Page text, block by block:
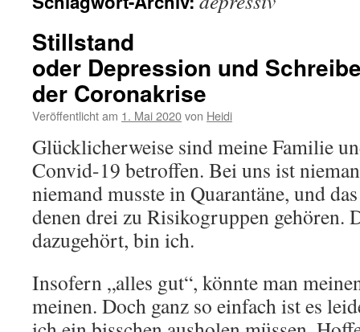
Stillstand
oder Depression und
der Coronakrise
Veröffentlicht am 1. Mai 2020von Heidi
Glücklicherweise sind meine Familie
Convid-19 betroffen. Bei uns ist
niemand musste in Quarantäne, und
denen drei zu Risikogruppen gehören.
dazugehört, bin ich.
Insofern „alles gut“, könnte man
meinen. Doch ganz so einfach ist es